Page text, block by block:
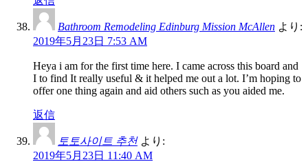
Bathroom Remodeling Edinburg Mission McAllen より:
2019年5月23日 7:53 AM
Heya i am for the first time here. I came across this board and
I to find It really useful & it helped me out a lot. I’m hoping to
offer one thing again and aid others such as you aided me.
返信
토토사이트 추천 より:
2019年5月23日 11:40 AM